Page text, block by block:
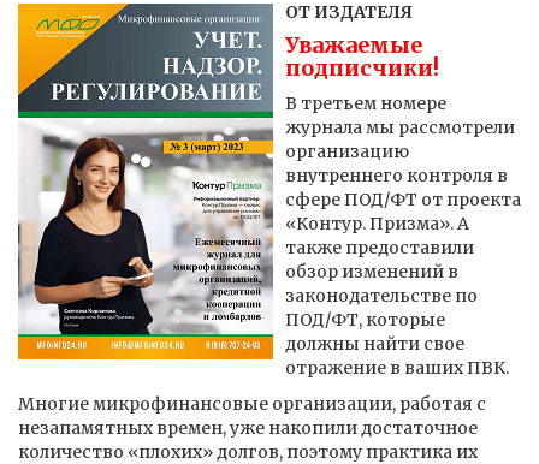
ОТ ИЗДАТЕЛЯ
Уважаемые
подписчики!
В третьем номере
журнала мы рассмотрели
организацию
внутреннего контроля в
сфере ПОД/ФТ от проекта
«Контур. Призма». А
также предоставили
обзор изменений в
законодательстве по
ПОД/ФТ, которые
должны найти свое
отражение в ваших ПВК.
Многие микрофинансовые организации, работая с
незапамятных времен, уже накопили достаточное
количество «плохих» долгов, поэтому практика их